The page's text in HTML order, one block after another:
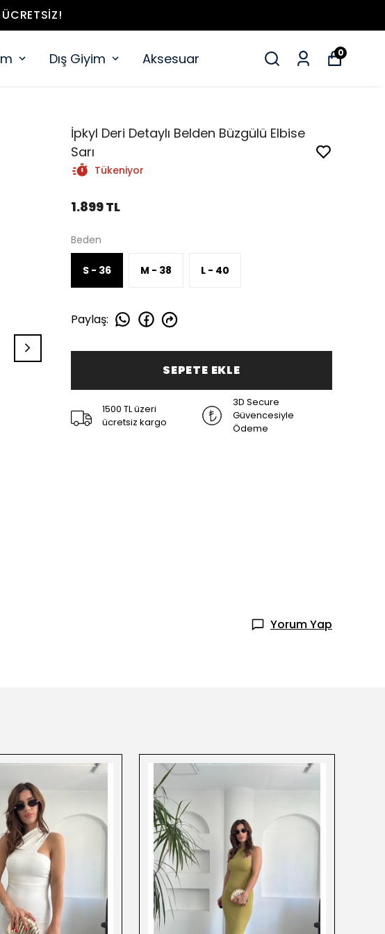
Dış Giyim Aksesuar 0
İpkyl Deri Detaylı Belden Büzgülü Elbise
Sarı
Tükeniyor
1.899 TL
Beden
S - 36 M - 38 L - 40
Paylaş:
SEPETE EKLE
1500 TL üzeri
ücretsiz kargo
3D Secure
Güvencesiyle
Ödeme
Yorum Yap